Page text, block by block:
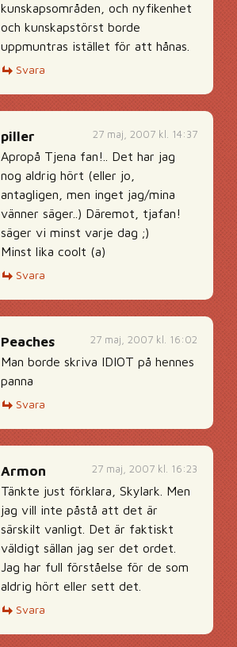
kunskapsområden, och nyfikenhet
och kunskapstörst borde
uppmuntras istället för att hånas.
Svara
27 maj, 2007 kl. 14:37
piller
Apropå Tjena fan!.. Det har jag
nog aldrig hört (eller jo,
antagligen, men inget jag/mina
vänner säger..) Däremot, tjafan!
säger vi minst varje dag ;)
Minst lika coolt (a)
Svara
27 maj, 2007 kl. 16:02
Peaches
Man borde skriva IDIOT på hennes
panna
Svara
27 maj, 2007 kl. 16:23
Armon
Tänkte just förklara, Skylark. Men
jag vill inte påstå att det är
särskilt vanligt. Det är faktiskt
väldigt sällan jag ser det ordet.
Jag har full förståelse för de som
aldrig hört eller sett det.
Svara